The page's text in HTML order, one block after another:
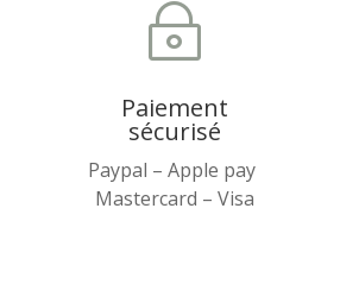
~
Paiement
sécurisé
Paypal – Apple pay
Mastercard – Visa